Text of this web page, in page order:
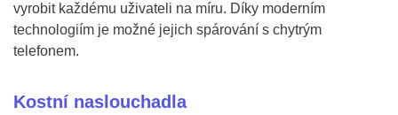
vyrobit každému uživateli na míru. Díky moderním
technologiím je možné jejich spárování s chytrým
telefonem.
Kostní naslouchadla